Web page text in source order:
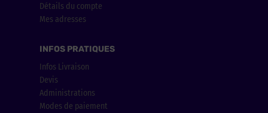
Détails du compte
Mes adresses
INFOS PRATIQUES
Infos Livraison
Devis
Administrations
Modes de paiement